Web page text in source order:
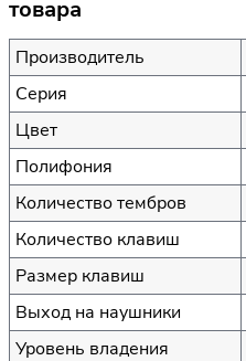
товара
Производитель
Серия
Цвет
Полифония
Количество тембров
Количество клавиш
Размер клавиш
Выход на наушники
Уровень владения